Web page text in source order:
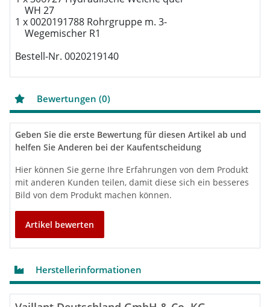
    WH 27
1 x 0020191788 Rohrgruppe m. 3-
    Wegemischer R1
Bestell-Nr. 0020219140
Bewertungen (0)
Geben Sie die erste Bewertung für diesen Artikel ab und
helfen Sie Anderen bei der Kaufentscheidung
Hier können Sie gerne Ihre Erfahrungen von dem Produkt
mit anderen Kunden teilen, damit diese sich ein besseres
Bild von dem Produkt machen können.
Artikel bewerten
Herstellerinformationen